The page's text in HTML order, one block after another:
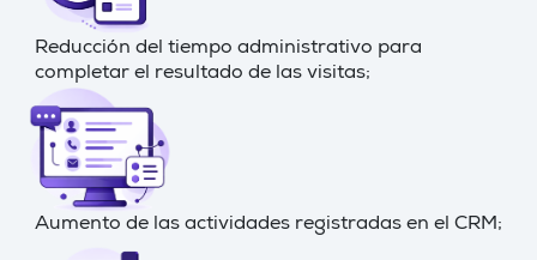
Reducción del tiempo administrativo para
completar el resultado de las visitas;
Aumento de las actividades registradas en el CRM;